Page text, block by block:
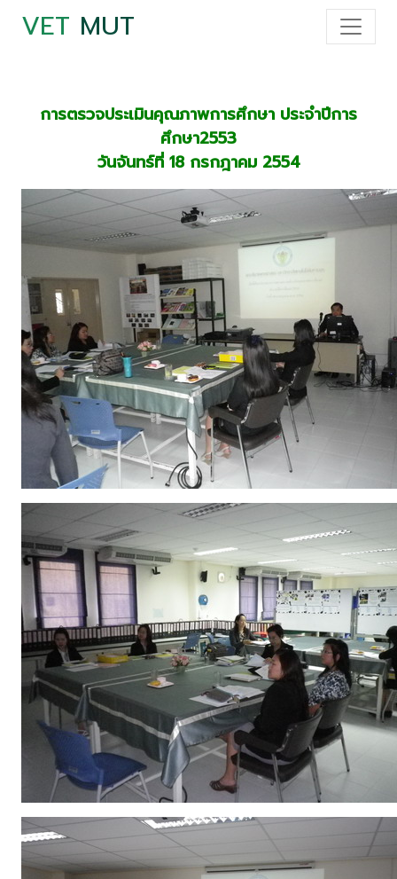
VET MUT
การตรวจประเมินคุณภาพการศึกษา ประจำปีการ
ศึกษา2553
วันจันทร์ที่ 18 กรกฎาคม 2554